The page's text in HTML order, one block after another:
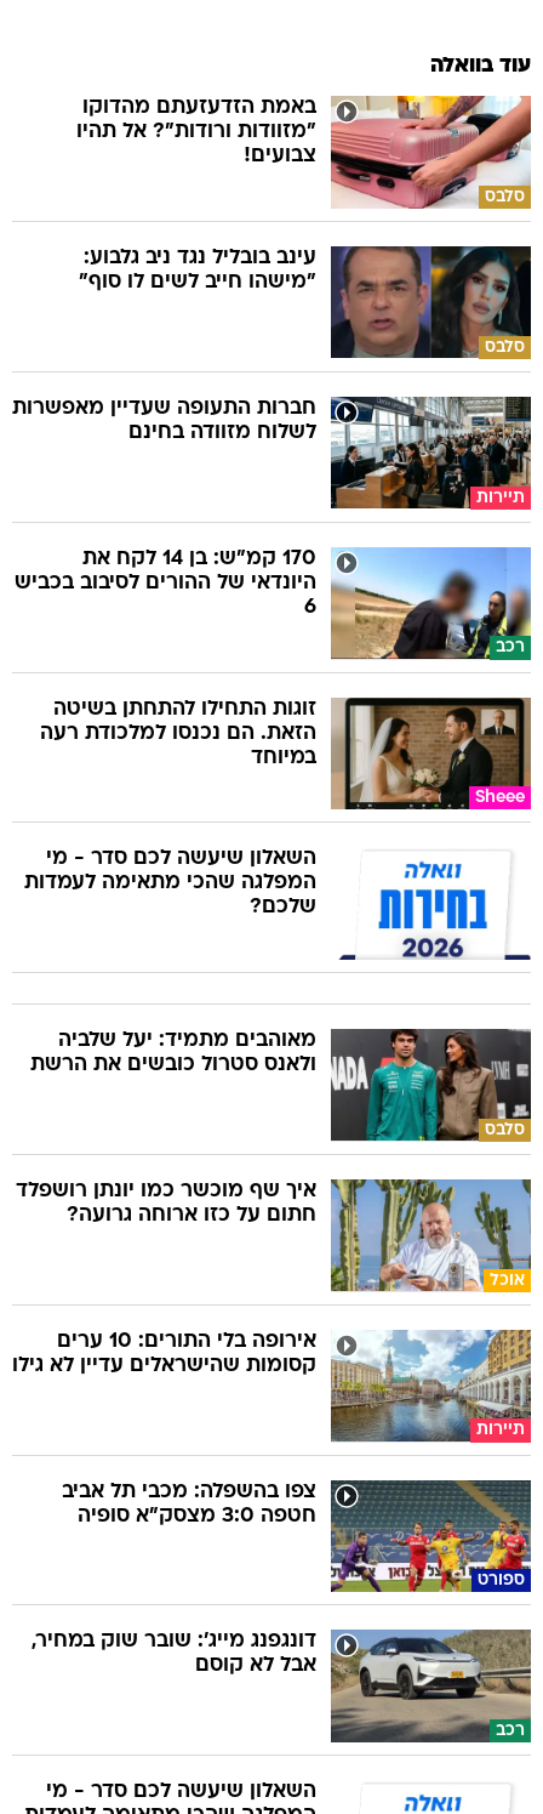
עוד בוואלה
סלבס
באמת הזדעזעתם מהדוקו
"מזוודות ורודות"? אל תהיו
צבועים!
סלבס
עינב בובליל נגד ניב גלבוע:
"מישהו חייב לשים לו סוף"
תיירות
חברות התעופה שעדיין מאפשרות
לשלוח מזוודה בחינם
רכב
170 קמ"ש: בן 14 לקח את
היונדאי של ההורים לסיבוב בכביש
6
Sheee
זוגות התחילו להתחתן בשיטה
הזאת. הם נכנסו למלכודת רעה
במיוחד
השאלון שיעשה לכם סדר - מי
המפלגה שהכי מתאימה לעמדות
שלכם?
סלבס
מאוהבים מתמיד: יעל שלביה
ולאנס סטרול כובשים את הרשת
אוכל
איך שף מוכשר כמו יונתן רושפלד
חתום על כזו ארוחה גרועה?
תיירות
אירופה בלי התורים: 10 ערים
קסומות שהישראלים עדיין לא גילו
ספורט
צפו בהשפלה: מכבי תל אביב
חטפה 3:0 מצסק"א סופיה
רכב
דונגפנג מייג': שובר שוק במחיר,
אבל לא קוסם
השאלון שיעשה לכם סדר - מי